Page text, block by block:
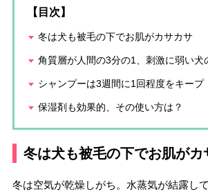
【目次】
冬は犬も被毛の下でお肌がカサカサ
角質層が人間の3分の1、刺激に弱い犬
シャンプーは3週間に1回程度をキープ
保湿剤も効果的、その使い方は？
冬は犬も被毛の下でお肌がカ
冬は空気が乾燥しがち。水蒸気が結露し